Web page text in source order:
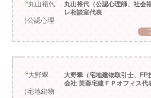
丸山裕代（公認心理師、社会
レ相談室代表
大野翠（宅地建物取引士、FP
会社 芙蓉宅建ＦＰオフィス代